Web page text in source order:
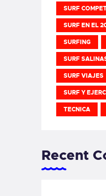
SURF
SURF EN EL
SURFING
SURF
SURF VIAJES
SURF Y
TECNICA
Recent